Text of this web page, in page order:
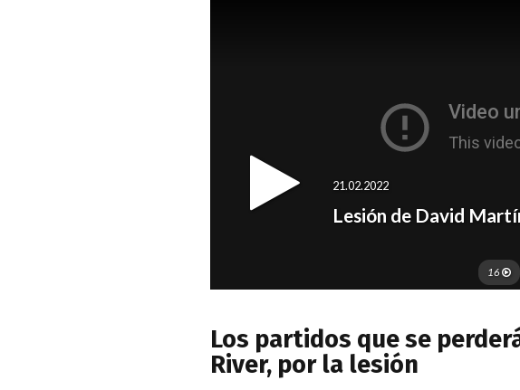
Los partidos que se
River, por la lesión